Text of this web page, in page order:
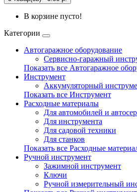
В корзине пусто!
Категории
Автогаражное оборудование
Сервисно-гаражный
Показать все Автогаражное
Инструмент
Аккумуляторный
Показать все Инструмент
Расходные материалы
Для автомобилей и
Для инструмента
Для садовой техники
Для станков
Показать все Расходные
Ручной инструмент
Зажимной инструмент
Ключи
Ручной измерительный